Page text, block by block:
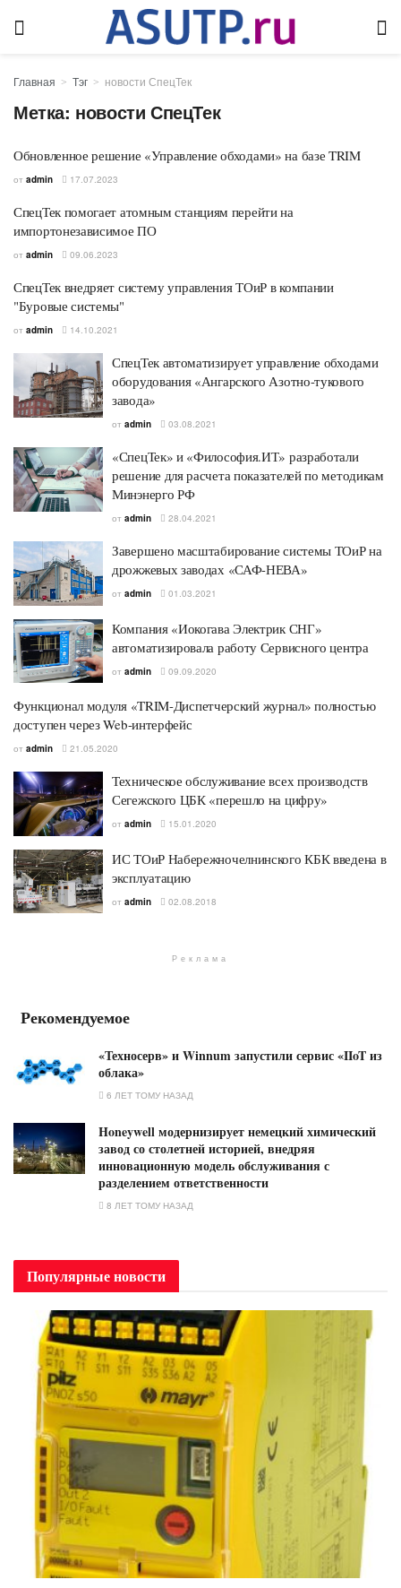
Главная Тэг новости СпецТек
Метка: новости СпецТек
Обновленное решение «Управление обходами» на базе TRIM
от admin 17.07.2023
СпецТек помогает атомным станциям перейти на
импортонезависимое ПО
от admin 09.06.2023
СпецТек внедряет систему управления ТОиР в компании
"Буровые системы"
от admin 14.10.2021
СпецТек автоматизирует управление обходами
оборудования «Ангарского Азотно-тукового
завода»
от admin 03.08.2021
«СпецТек» и «Философия.ИТ» разработали
решение для расчета показателей по методикам
Минэнерго РФ
от admin 28.04.2021
Завершено масштабирование системы ТОиР на
дрожжевых заводах «САФ-НЕВА»
от admin 01.03.2021
Компания «Иокогава Электрик СНГ»
автоматизировала работу Сервисного центра
от admin 09.09.2020
Функционал модуля «TRIM-Диспетчерский журнал» полностью
доступен через Web-интерфейс
от admin 21.05.2020
Техническое обслуживание всех производств
Сегежского ЦБК «перешло на цифру»
от admin 15.01.2020
ИС ТОиР Набережночелнинского КБК введена в
эксплуатацию
от admin 02.08.2018
Реклама
Рекомендуемое
«Техносерв» и Winnum запустили сервис «IIoT из
облака»
6 ЛЕТ ТОМУ НАЗАД
Honeywell модернизирует немецкий химический
завод со столетней историей, внедряя
инновационную модель обслуживания с
разделением ответственности
8 ЛЕТ ТОМУ НАЗАД
Популярные новости